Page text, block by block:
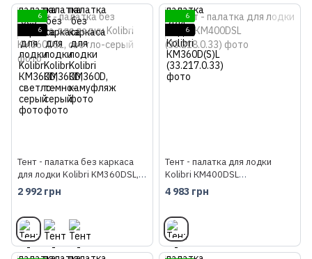
6
6
Тент - палатка без каркаса
для лодки Kolibri KM360DSL,
светло-серый
2 992 грн
6
6
Тент - палатка для лодки
Kolibri КМ400DSL
(33.218.0.33)
4 983 грн